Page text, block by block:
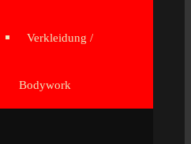
Verkleidung /
Bodywork